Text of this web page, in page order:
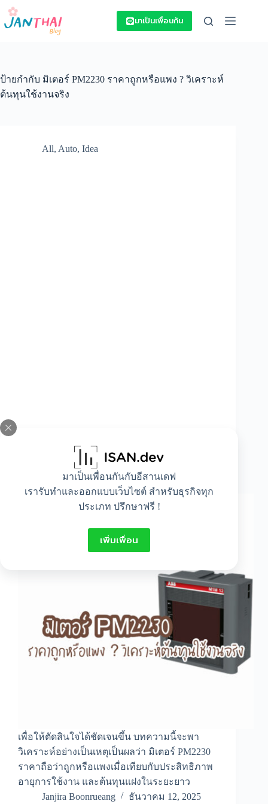
Skip
content
มาเป็นเพื่อนกันกับอีสานเดฟ
เรารับทำและออกแบบเว็บไซต์ สำหรับธุรกิจทุก
ประเภท ปรึกษาฟรี !
เพิ่มเพื่อน
มาเป็นเพื่อนกัน
ป้ายกำกับ มิเตอร์ PM2230 ราคาถูกหรือแพง ? วิเคราะห์
ต้นทุนใช้งานจริง
All, Auto, Idea
มิเตอร์ PM2230 ราคาถูกหรือแพง ? วิเคราะห์
ต้นทุนใช้งานจริง
เพื่อให้ตัดสินใจได้ชัดเจนขึ้น บทความนี้จะพา
วิเคราะห์อย่างเป็นเหตุเป็นผลว่า มิเตอร์ PM2230
ราคาถือว่าถูกหรือแพงเมื่อเทียบกับประสิทธิภาพ
อายุการใช้งาน และต้นทุนแฝงในระยะยาว
Janjira Boonrueang
ธันวาคม 12, 2025